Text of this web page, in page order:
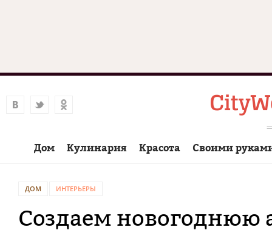
Дом Кулинария Красота Своими
ДОМ ИНТЕРЬЕРЫ
Создаем новогоднюю